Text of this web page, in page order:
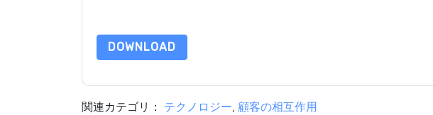
DOWNLOAD
関連カテゴリ： テクノロジー, 顧客の相互作用